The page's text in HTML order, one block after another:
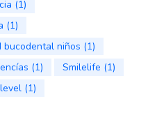
(1)
(1)
bucodental niños (1)
(1) Smilelife (1)
(1)